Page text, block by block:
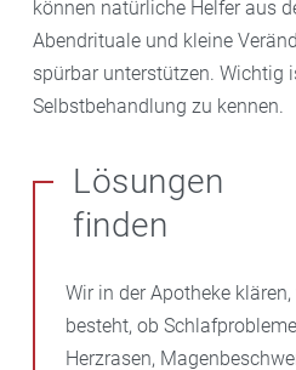
können natürliche Helfer aus
Abendrituale und kleine
spürbar unterstützen. Wichtig
Selbstbehandlung zu kennen.
Lösungen
finden
Wir in der Apotheke
besteht, ob
Herzrasen,